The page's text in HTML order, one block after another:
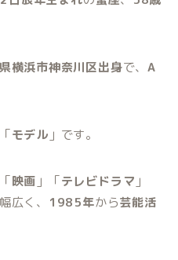
横浜市神奈川区出身で、A
モデル 」です。
映画 」「テレビドラマ 」
広く、 1985年から芸能活